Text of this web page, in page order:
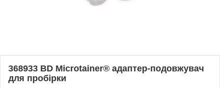
368933 BD Microtainer® адаптер-подовжувач
для пробірки